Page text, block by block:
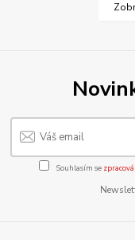
Souhlasím se